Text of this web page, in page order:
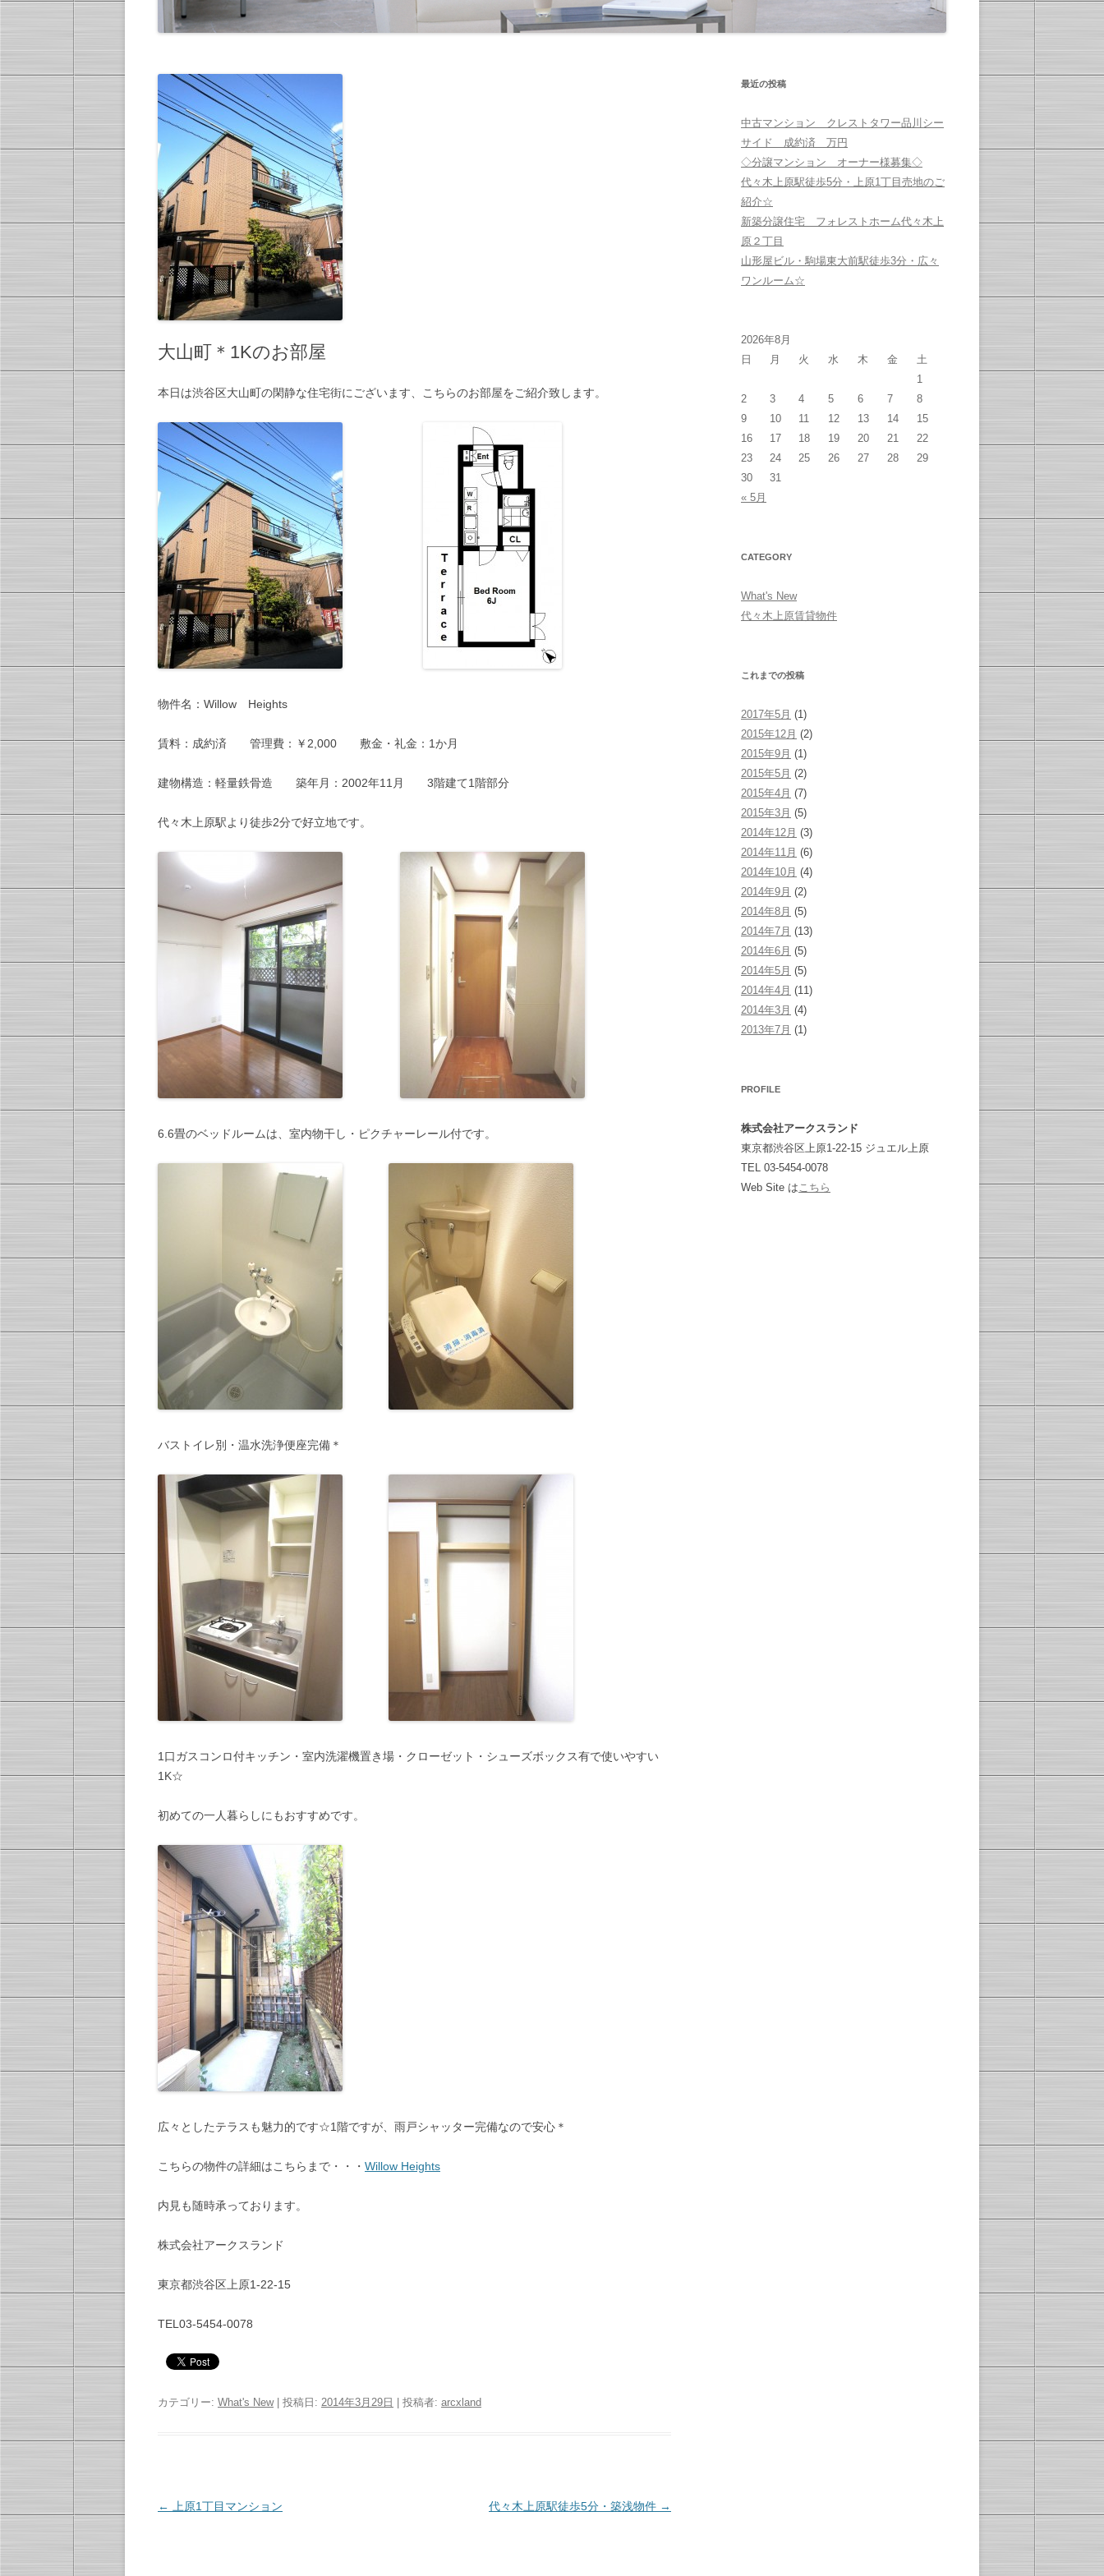
大山町＊1Kのお部屋
本日は渋谷区大山町の閑静な住宅街にございます、こちらのお部屋をご紹介致します。
物件名：Willow Heights
賃料：成約済 管理費：￥2,000 敷金・礼金：1か月
建物構造：軽量鉄骨造 築年月：2002年11月 3階建て1階部分
代々木上原駅より徒歩2分で好立地です。
6.6畳のベッドルームは、室内物干し・ピクチャーレール付です。
バストイレ別・温水洗浄便座完備＊
1口ガスコンロ付キッチン・室内洗濯機置き場・クローゼット・シューズボックス有で使いやすい
1K☆
初めての一人暮らしにもおすすめです。
広々としたテラスも魅力的です☆1階ですが、雨戸シャッター完備なので安心＊
こちらの物件の詳細はこちらまで・・・ Willow Heights
内見も随時承っております。
株式会社アークスランド
東京都渋谷区上原1-22-15
TEL03-5454-0078
カテゴリー: What's New| 投稿日: 2014年3月29日 投稿者: arcxland
投
← 上原1丁目マンション 代々木上原駅徒歩5分・築浅物件 →
最近の投稿
中古マンション クレストタワー品川シー
サイド 成約済 万円
◇分譲マンション オーナー様募集◇
代々木上原駅徒歩5分・上原1丁目売地のご
紹介☆
新築分譲住宅 フォレストホーム代々木上
原２丁目
山形屋ビル・駒場東大前駅徒歩3分・広々
ワンルーム☆
2026年8月
日
月 火 水 木 金
土
1
2
3 4 5 6 7
8
9
10 11 12 13 14
15
16
17 18 19 20 21
22
23
24 25 26 27 28
29
30
31
« 5月
CATEGORY
What's New
代々木上原賃貸物件
これまでの投稿
2017年5月 (1)
2015年12月 (2)
2015年9月 (1)
2015年5月 (2)
2015年4月 (7)
2015年3月 (5)
2014年12月 (3)
2014年11月 (6)
2014年10月 (4)
2014年9月 (2)
2014年8月 (5)
2014年7月 (13)
2014年6月 (5)
2014年5月 (5)
2014年4月 (11)
2014年3月 (4)
2013年7月 (1)
PROFILE
株式会社アークスランド
東京都渋谷区上原1-22-15 ジュエル上原
TEL 03-5454-0078
Web Site はこちら